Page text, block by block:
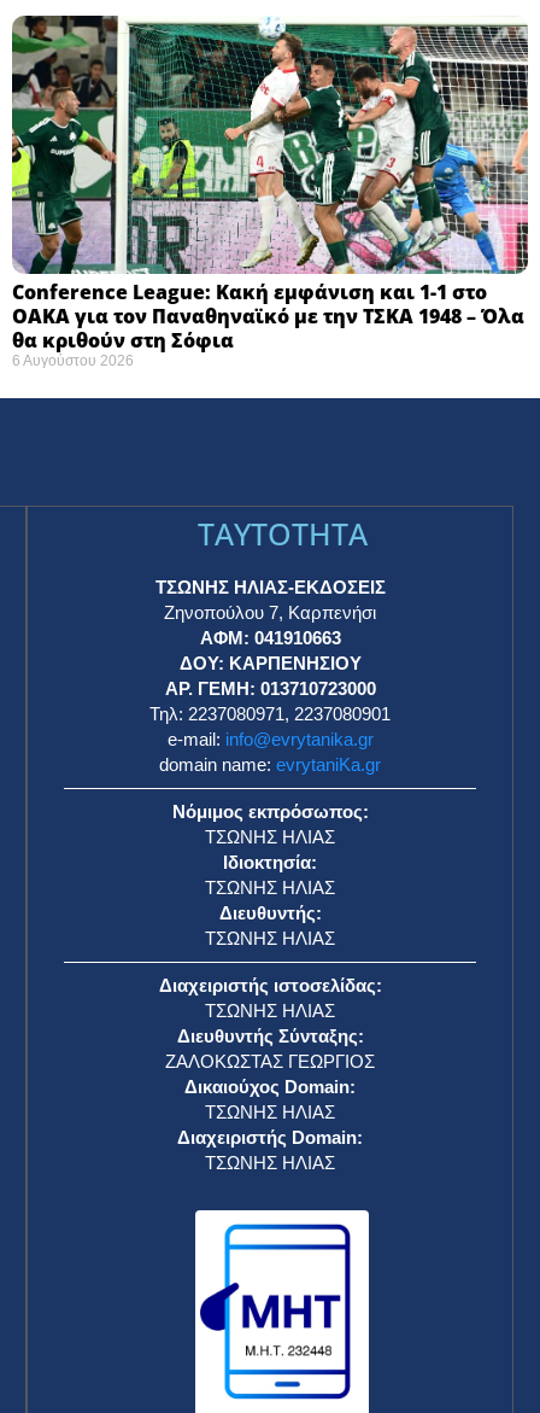
Conference League: Κακή εμφάνιση και 1-1 στο
ΟΑΚΑ για τον Παναθηναϊκό με την ΤΣΚΑ 1948 – Όλα
θα κριθούν στη Σόφια ​
6 Αυγούστου 2026
TAYTOTHTA
ΤΣΩΝΗΣ ΗΛΙΑΣ-ΕΚΔΟΣΕΙΣ
Ζηνοπούλου 7, Καρπενήσι
ΑΦΜ: 041910663
ΔΟΥ: ΚΑΡΠΕΝΗΣΙΟΥ
ΑΡ. ΓΕΜΗ: 013710723000
Τηλ: 2237080971, 2237080901
e-mail: info@evrytanika.gr
domain name: evrytaniKa.gr
Νόμιμος εκπρόσωπος:
ΤΣΩΝΗΣ ΗΛΙΑΣ
Ιδιοκτησία:
ΤΣΩΝΗΣ ΗΛΙΑΣ
Διευθυντής:
ΤΣΩΝΗΣ ΗΛΙΑΣ
Διαχειριστής ιστοσελίδας:
ΤΣΩΝΗΣ ΗΛΙΑΣ
Διευθυντής Σύνταξης:
ΖΑΛΟΚΩΣΤΑΣ ΓΕΩΡΓΙΟΣ
Δικαιούχος Domain:
ΤΣΩΝΗΣ ΗΛΙΑΣ
Διαχειριστής Domain:
ΤΣΩΝΗΣ ΗΛΙΑΣ